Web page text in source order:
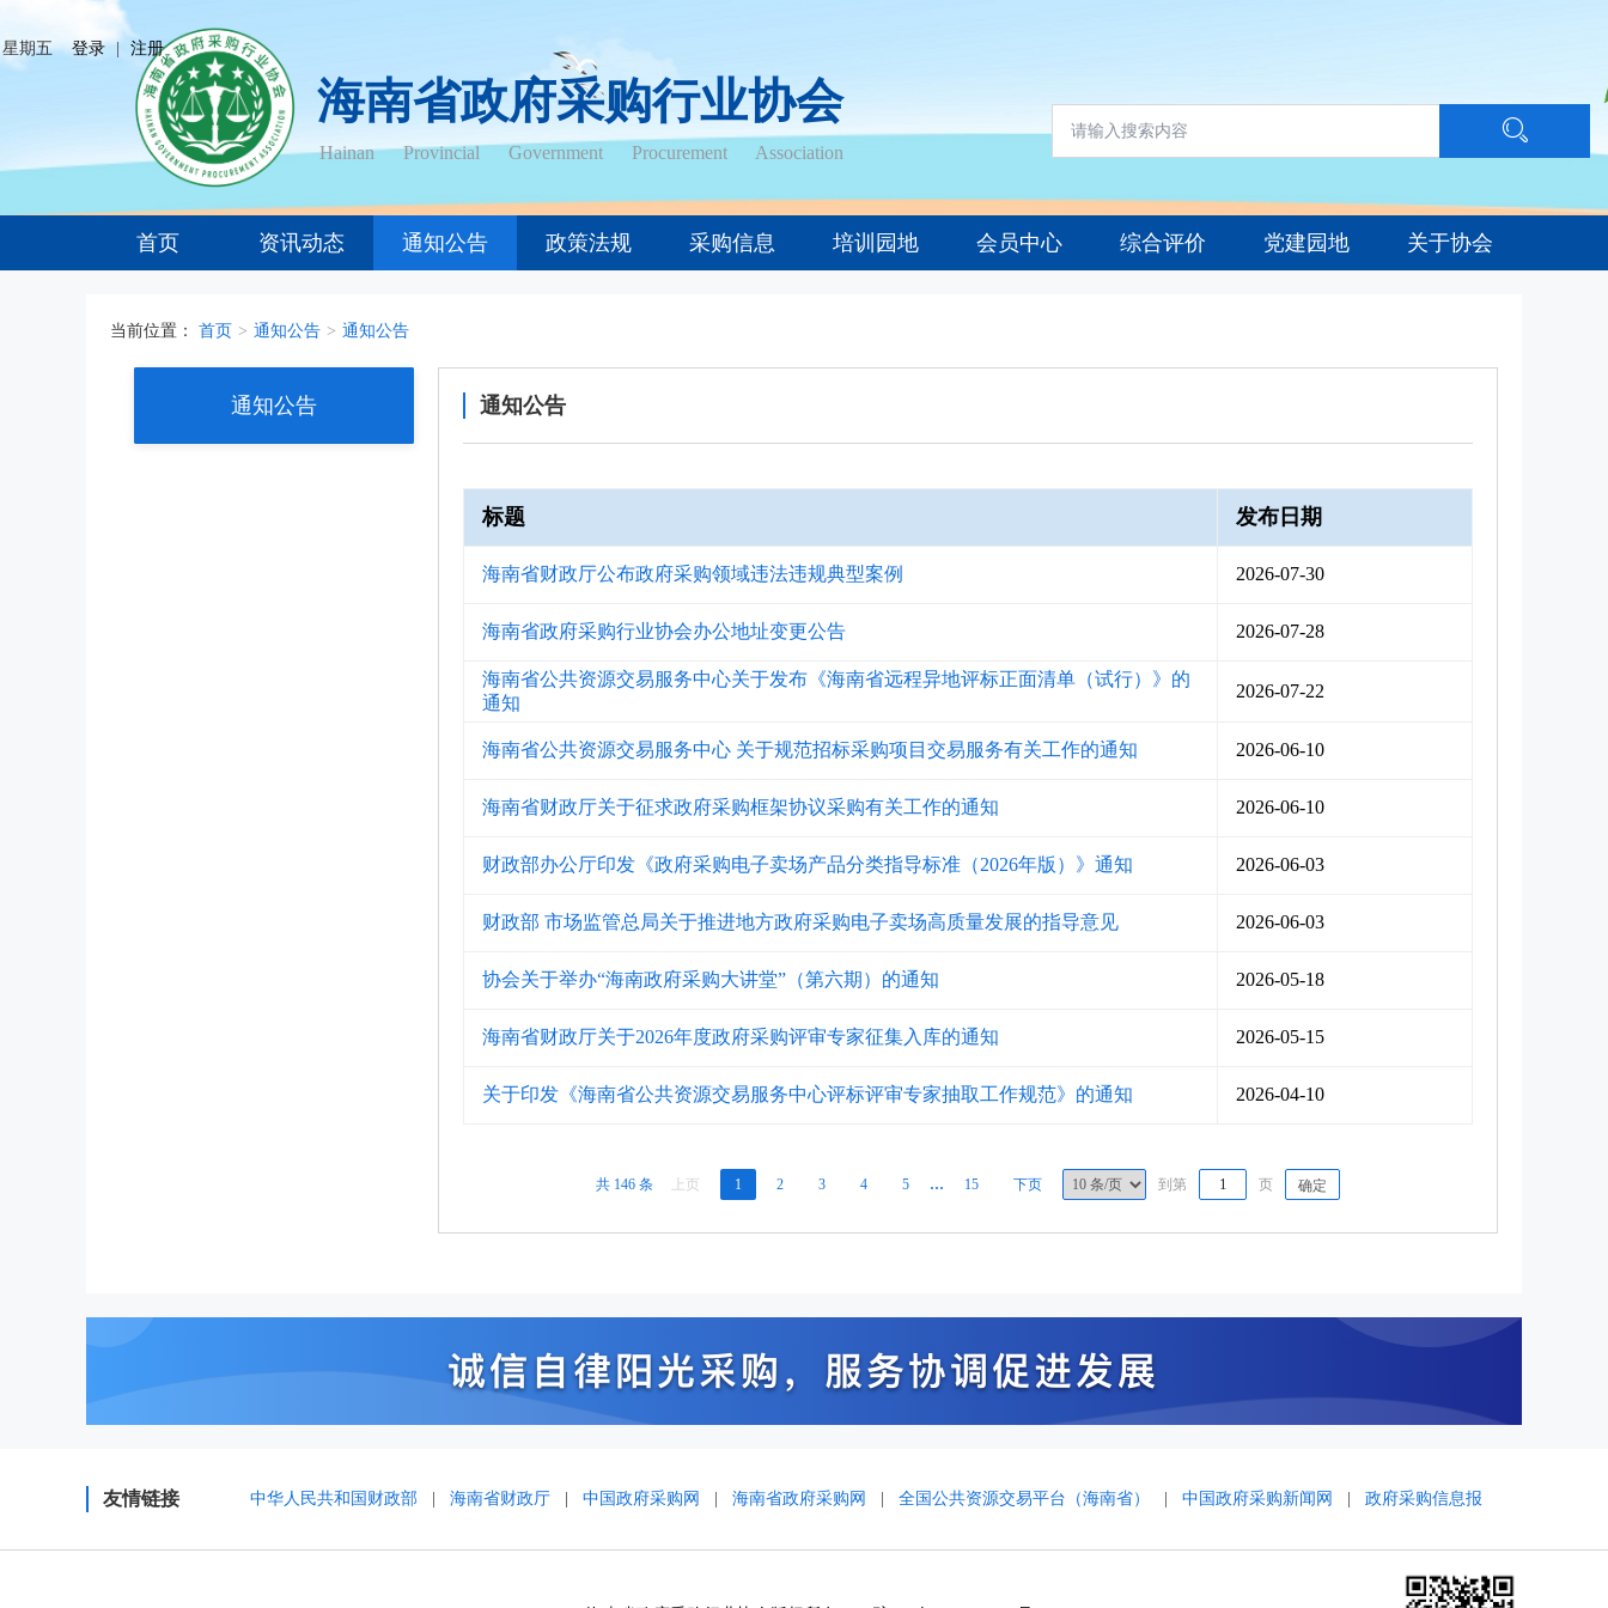
星期五 登录 | 注册
海南省政府采购行业协会
Hainan Provincial Government Procurement Association
首页 资讯动态 通知公告 政策法规 采购信息 培训园地 会员中心 综合评价 党建园地 关于协会
当前位置： 首页 > 通知公告 > 通知公告
通知公告 通知公告
标题 发布日期
海南省财政厅公布政府采购领域违法违规典型案例 2026-07-30
海南省政府采购行业协会办公地址变更公告 2026-07-28
海南省公共资源交易服务中心关于发布《海南省远程异地评标正面清单（试行）》的
通知
2026-07-22
海南省公共资源交易服务中心 关于规范招标采购项目交易服务有关工作的通知 2026-06-10
海南省财政厅关于征求政府采购框架协议采购有关工作的通知 2026-06-10
财政部办公厅印发《政府采购电子卖场产品分类指导标准（2026年版）》通知 2026-06-03
财政部 市场监管总局关于推进地方政府采购电子卖场高质量发展的指导意见 2026-06-03
协会关于举办“海南政府采购大讲堂”（第六期）的通知 2026-05-18
海南省财政厅关于2026年度政府采购评审专家征集入库的通知 2026-05-15
关于印发《海南省公共资源交易服务中心评标评审专家抽取工作规范》的通知 2026-04-10
共 146 条 上页 1 2 3 4 5 … 15 下页 到第 页 确定
友情链接 中华人民共和国财政部 海南省财政厅 中国政府采购网 海南省政府采购网 全国公共资源交易平台（海南省） 中国政府采购新闻网 政府采购信息报